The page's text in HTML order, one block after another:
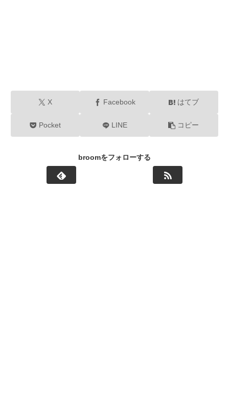
X Facebook はてブ
Pocket LINE コピー
broomをフォローする